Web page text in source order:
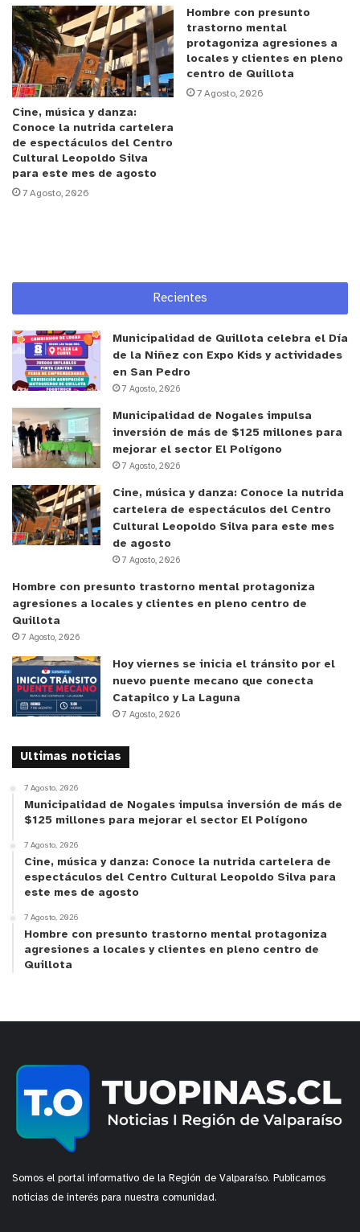
jornadas donde se llevaron a cabo distintas
dinámicas que podrán replicar en sus hogares para
seguir fortaleciendo su autonomía en esta etapa de
sus vidas”, señaló.
En tanto, la representante del CESFAM de Artificio,
Daniela Azócar, destacó el trabajo colaborativo
para la realización de este programa.
de Artificio contamos con la mayor población
longeva de la comuna, por esto, esta alianza nos
El programa “Activamente” de Sopraval concluyó
con un reconocimiento a los participantes por su
dedicación y compromiso, valorando su interés por
incorporar en su diario de vivir hábitos de vida
saludable que contribuyan a una vejez más activa.
Cine, música y danza:
Conoce la nutrida cartelera
de espectáculos del Centro
Cultural Leopoldo Silva
para este mes de agosto
7 Agosto, 2026
Hombre con presunto
trastorno mental
protagoniza agresiones a
locales y clientes en pleno
centro de Quillota
7 Agosto, 2026
Recientes
Municipalidad de Quillota celebra el Día
de la Niñez con Expo Kids y actividades
en San Pedro
7 Agosto, 2026
Municipalidad de Nogales impulsa
inversión de más de $125 millones para
mejorar el sector El Polígono
7 Agosto, 2026
Cine, música y danza: Conoce la nutrida
cartelera de espectáculos del Centro
Cultural Leopoldo Silva para este mes
de agosto
7 Agosto, 2026
Hombre con presunto trastorno mental protagoniza
agresiones a locales y clientes en pleno centro de
Quillota
7 Agosto, 2026
Hoy viernes se inicia el tránsito por el
nuevo puente mecano que conecta
Catapilco y La Laguna
7 Agosto, 2026
Ultimas noticias
7 Agosto, 2026
Municipalidad de Nogales impulsa inversión de más de
$125 millones para mejorar el sector El Polígono
7 Agosto, 2026
Cine, música y danza: Conoce la nutrida cartelera de
espectáculos del Centro Cultural Leopoldo Silva para
este mes de agosto
7 Agosto, 2026
Hombre con presunto trastorno mental protagoniza
agresiones a locales y clientes en pleno centro de
Quillota
Somos el portal informativo de la Región de Valparaíso. Publicamos
noticias de interés para nuestra comunidad.